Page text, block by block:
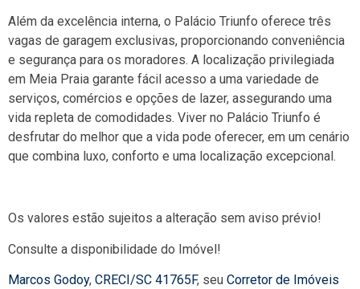
Além da excelência interna, o Palácio Triunfo oferece três
vagas de garagem exclusivas, proporcionando conveniência
e segurança para os moradores. A localização privilegiada
em Meia Praia garante fácil acesso a uma variedade de
serviços, comércios e opções de lazer, assegurando uma
vida repleta de comodidades. Viver no Palácio Triunfo é
desfrutar do melhor que a vida pode oferecer, em um cenário
que combina luxo, conforto e uma localização excepcional.
Os valores estão sujeitos a alteração sem aviso prévio!
Consulte a disponibilidade do Imóvel!
Marcos Godoy, CRECI/SC 41765F, seu Corretor de Imóveis